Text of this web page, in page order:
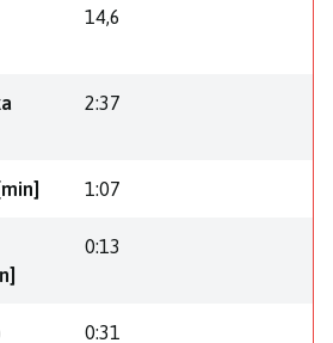
14,6
2:37
1:07
0:13
0:31